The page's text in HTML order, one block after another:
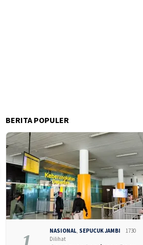
BERITA POPULER
NASIONAL SEPUCUK JAMBI
1730
Dilihat